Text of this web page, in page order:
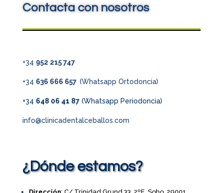
Contacta con nosotros
+34 952 215 747
+34 636 666 657 (Whatsapp Ortodoncia)
+34 648 06 41 87(Whatsapp Periodoncia)
info@clinicadentalceballos.com
¿Dónde estamos?